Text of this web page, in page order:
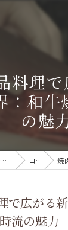
料理
：和
の魅
東京都神田駅の焼肉なら和牛焼肉 神田時流 コラム 焼肉
で広がる
流の魅力